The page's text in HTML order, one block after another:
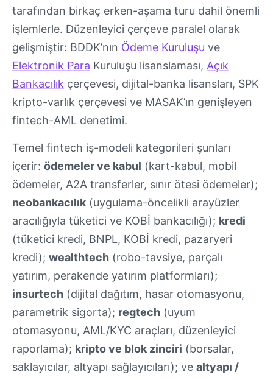
tarafından birkaç erken-aşama turu dahil önemli
işlemlerle. Düzenleyici çerçeve paralel olarak
gelişmiştir: BDDK’nın Ödeme Kuruluşu ve
Elektronik Para Kuruluşu lisanslaması, Açık
Bankacılık çerçevesi, dijital-banka lisansları, SPK
kripto-varlık çerçevesi ve MASAK’ın genişleyen
fintech-AML denetimi.
Temel fintech iş-modeli kategorileri şunları
içerir: ödemeler ve kabul (kart-kabul, mobil
ödemeler, A2A transferler, sınır ötesi ödemeler);
neobankacılık (uygulama-öncelikli arayüzler
aracılığıyla tüketici ve KOBİ bankacılığı); kredi
(tüketici kredi, BNPL, KOBİ kredi, pazaryeri
kredi); wealthtech (robo-tavsiye, parçalı
yatırım, perakende yatırım platformları);
insurtech (dijital dağıtım, hasar otomasyonu,
parametrik sigorta); regtech (uyum
otomasyonu, AML/KYC araçları, düzenleyici
raporlama); kripto ve blok zinciri (borsalar,
saklayıcılar, altyapı sağlayıcıları); ve altyapı /